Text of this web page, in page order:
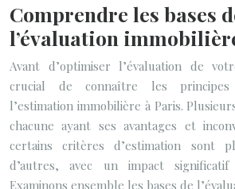
Comprendre les bases
l’évaluation
Avant d’optimiser l’évaluation de
crucial de connaître les principes
l’estimation immobilière à Paris.
chacune ayant ses avantages et
certains critères d’estimation sont
d’autres, avec un impact
Examinons ensemble les bases de